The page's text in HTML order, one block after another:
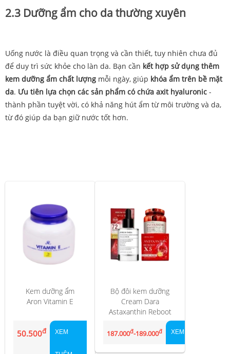
2.3 Dưỡng ẩm cho da thường xuyên
Uống nước là điều quan trọng và cần thiết, tuy nhiên chưa đủ
để duy trì sức khỏe cho làn da. Bạn cần kết hợp sử dụng thêm
kem dưỡng ẩm chất lượng mỗi ngày, giúp khóa ẩm trên bề mặt
da. Ưu tiên lựa chọn các sản phẩm có chứa axit hyaluronic -
thành phần tuyệt vời, có khả năng hút ẩm từ môi trường và da,
từ đó giúp da bạn giữ nước tốt hơn.
Kem dưỡng ẩm
Aron Vitamin E
50.500đ XEM
Bộ đôi kem dưỡng
Cream Dara
Astaxanthin Reboot
X5 và Serum Dara
dưỡng trắng trẻ
187.000đ-189.000đ XEM...